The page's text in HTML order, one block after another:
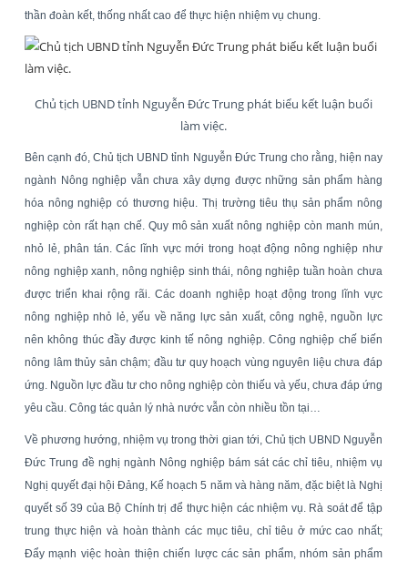
thần đoàn kết, thống nhất cao để thực hiện nhiệm vụ chung.
Chủ tịch UBND tỉnh Nguyễn Đức Trung phát biểu kết luận buổi
làm việc.
Bên cạnh đó, Chủ tịch UBND tỉnh Nguyễn Đức Trung cho rằng, hiện nay
ngành Nông nghiệp vẫn chưa xây dựng được những sản phẩm hàng
hóa nông nghiệp có thương hiệu. Thị trường tiêu thụ sản phẩm nông
nghiệp còn rất hạn chế. Quy mô sản xuất nông nghiệp còn manh mún,
nhỏ lẻ, phân tán. Các lĩnh vực mới trong hoạt động nông nghiệp như
nông nghiệp xanh, nông nghiệp sinh thái, nông nghiệp tuần hoàn chưa
được triển khai rộng rãi. Các doanh nghiệp hoạt động trong lĩnh vực
nông nghiệp nhỏ lẻ, yếu về năng lực sản xuất, công nghệ, nguồn lực
nên không thúc đầy được kinh tế nông nghiệp. Công nghiệp chế biến
nông lâm thủy sản chậm; đầu tư quy hoạch vùng nguyên liệu chưa đáp
ứng. Nguồn lực đầu tư cho nông nghiệp còn thiếu và yếu, chưa đáp ứng
yêu cầu. Công tác quản lý nhà nước vẫn còn nhiều tồn tại…
Về phương hướng, nhiệm vụ trong thời gian tới, Chủ tịch UBND Nguyễn
Đức Trung đề nghị ngành Nông nghiệp bám sát các chỉ tiêu, nhiệm vụ
Nghị quyết đại hội Đảng, Kế hoạch 5 năm và hàng năm, đặc biệt là Nghị
quyết số 39 của Bộ Chính trị để thực hiện các nhiệm vụ. Rà soát để tập
trung thực hiện và hoàn thành các mục tiêu, chỉ tiêu ở mức cao nhất;
Đẩy mạnh việc hoàn thiện chiến lược các sản phẩm, nhóm sản phẩm